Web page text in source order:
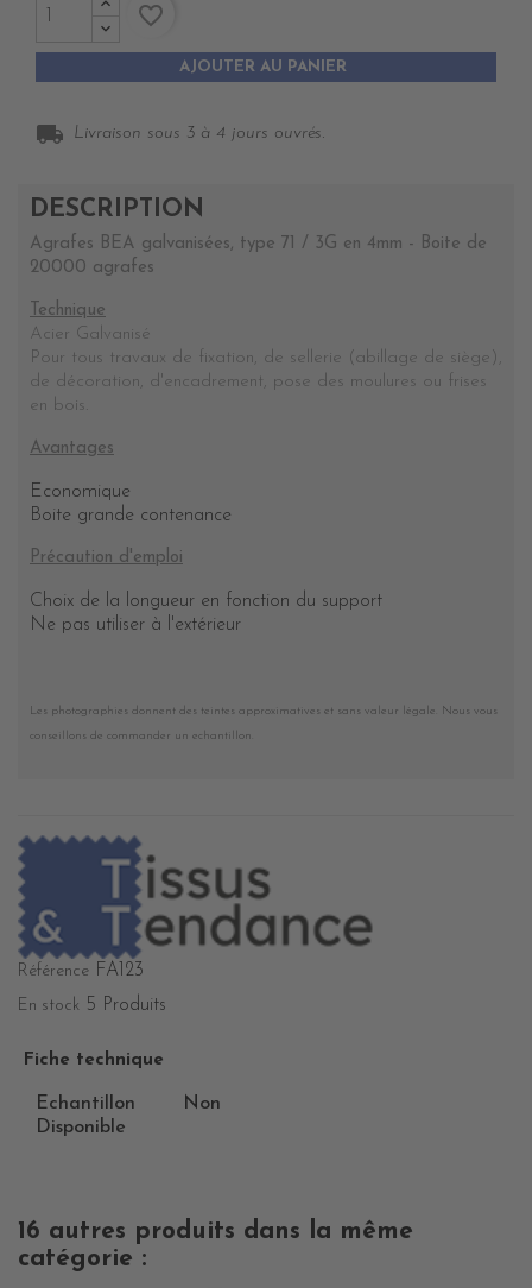
AJOUTER AU PANIER
favorite_border
local_shipping Livraison sous 3 à 4 jours ouvrés.
DESCRIPTION
Agrafes BEA galvanisées, type 71 / 3G en 4mm - Boite de
20000 agrafes
Technique
Acier Galvanisé
Pour tous travaux de fixation, de sellerie (abillage de siège),
de décoration, d'encadrement, pose des moulures ou frises
en bois.
Avantages
Economique
Boite grande contenance
Précaution d'emploi
Choix de la longueur en fonction du support
Ne pas utiliser à l'extérieur
Les photographies donnent des teintes approximatives et sans valeur légale. Nous vous
conseillons de commander un echantillon.
Référence FA123
En stock 5 Produits
Fiche technique
Echantillon
Disponible
Non
16 autres produits dans la même
catégorie :